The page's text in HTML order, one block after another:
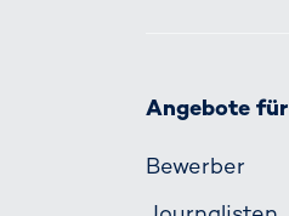
Angebote für
Bewerber